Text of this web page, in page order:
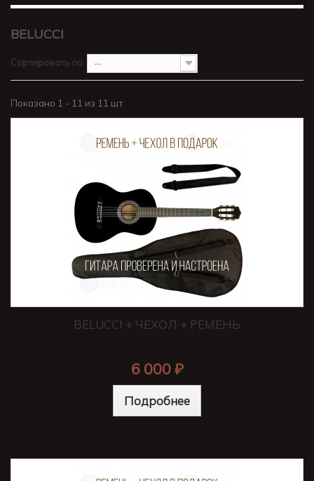
BELUCCI
Сортировать по --
Показано 1 - 11 из 11 шт
BELUCCI + ЧЕХОЛ + РЕМЕНЬ
6 000 ₽
Подробнее